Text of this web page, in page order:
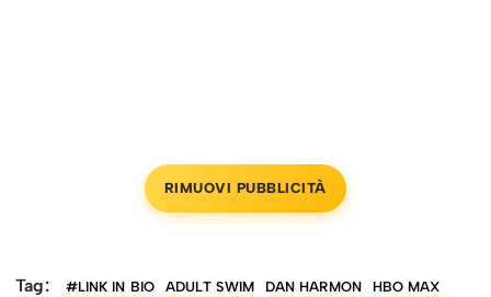
RIMUOVI PUBBLICITÀ
Tag: #LINK IN BIO ADULT SWIM DAN HARMON
HBO MAX